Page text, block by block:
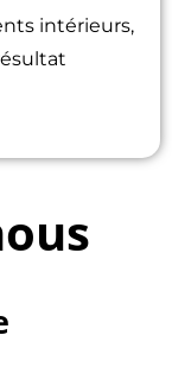
intérieurs,